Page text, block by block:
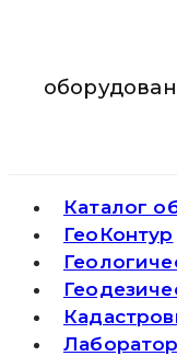
Каталог
ГеоКонтур